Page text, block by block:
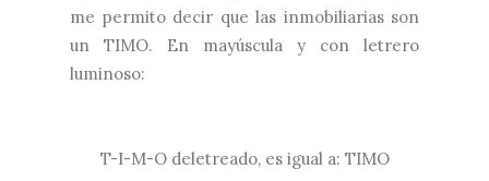
me permito decir que las inmobiliarias son
un TIMO. En mayúscula y con letrero
luminoso:
T-I-M-O deletreado, es igual a: TIMO